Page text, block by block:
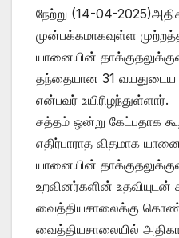
நேற்று (14-04-
முன்பக்கமாகவுள்ள
யானையின்
தந்தையான 31 வயதுடைய
என்பவர் உயிரிழந்துள்ளார்.
சத்தம் ஒன்று கேட்பதாக
எதிர்பாராத விதமாக
யானையின்
உறவினர்களின் உதவியுடன்
வைத்தியசாலைக்கு
வைத்தியசாலையில்